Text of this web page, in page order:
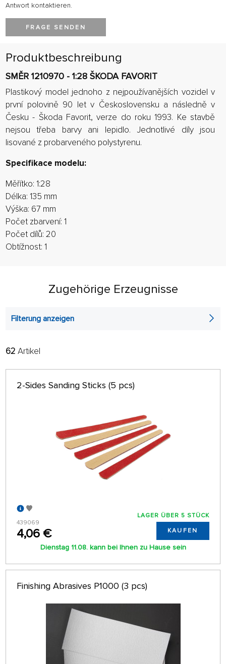
Antwort kontaktieren.
FRAGE SENDEN
Produktbeschreibung
SMĚR 1210970 - 1:28 ŠKODA FAVORIT
Plastikový model jednoho z nejpoužívanějších vozidel v
první polovině 90 let v Československu a následně v
Česku - Škoda Favorit, verze do roku 1993. Ke stavbě
nejsou třeba barvy ani lepidlo. Jednotlivé díly jsou
lisované z probarveného polystyrenu.
Specifikace modelu:
Měřítko: 1:28
Délka: 135 mm
Výška: 67 mm
Počet zbarvení: 1
Počet dílů: 20
Obtížnost: 1
Zugehörige Erzeugnisse
Filterung anzeigen
FILTER:
ALPHABETISCH
64 AUF SEITE
62 Artikel
2-Sides Sanding Sticks (5 pcs)
439069
4,06 €
LAGER ÜBER 5 STÜCK
KAUFEN
Dienstag 11.08. kann bei Ihnen zu Hause sein
Finishing Abrasives P1000 (3 pcs)